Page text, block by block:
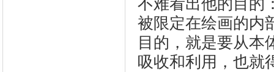
不难看出他的目的
被限定在绘画的内
目的，就是要从本
吸收和利用，也就